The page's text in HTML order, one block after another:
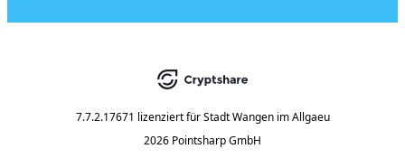
7.7.2.17671 lizenziert für Stadt Wangen im Allgaeu
2026 Pointsharp GmbH